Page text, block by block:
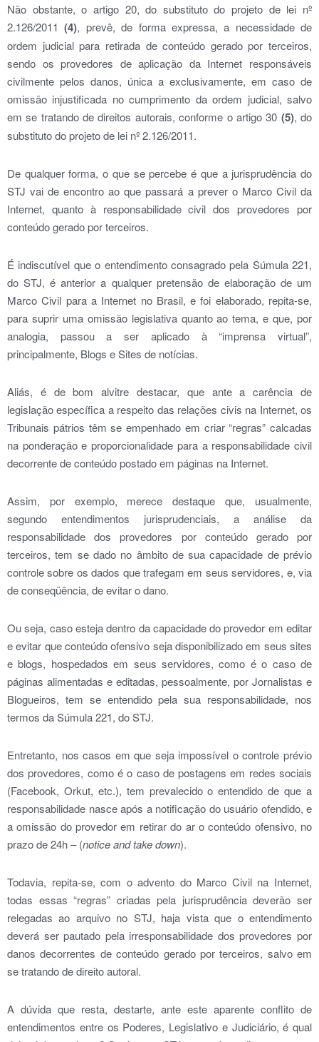
Não obstante, o artigo 20, do substituto do projeto de lei nº
2.126/2011(4), prevê, de forma expressa, a necessidade de
ordem judicial para retirada de conteúdo gerado por terceiros,
sendo os provedores de aplicação da Internet responsáveis
civilmente pelos danos, única a exclusivamente, em caso de
omissão injustificada no cumprimento da ordem judicial, salvo
em se tratando de direitos autorais, conforme o artigo 30 (5), do
substituto do projeto de lei nº 2.126/2011.
De qualquer forma, o que se percebe é que a jurisprudência do
STJ vai de encontro ao que passará a prever o Marco Civil da
Internet, quanto à responsabilidade civil dos provedores por
conteúdo gerado por terceiros.
É indiscutível que o entendimento consagrado pela Súmula 221,
do STJ, é anterior a qualquer pretensão de elaboração de um
Marco Civil para a Internet no Brasil, e foi elaborado, repita-se,
para suprir uma omissão legislativa quanto ao tema, e que, por
analogia, passou a ser aplicado à “imprensa virtual”,
principalmente, Blogs e Sites de notícias.
Aliás, é de bom alvitre destacar, que ante a carência de
legislação específica a respeito das relações civis na Internet, os
Tribunais pátrios têm se empenhado em criar “regras” calcadas
na ponderação e proporcionalidade para a responsabilidade civil
decorrente de conteúdo postado em páginas na Internet.
Assim, por exemplo, merece destaque que, usualmente,
segundo entendimentos jurisprudenciais, a análise da
responsabilidade dos provedores por conteúdo gerado por
terceiros, tem se dado no âmbito de sua capacidade de prévio
controle sobre os dados que trafegam em seus servidores, e, via
de conseqüência, de evitar o dano.
Ou seja, caso esteja dentro da capacidade do provedor em editar
e evitar que conteúdo ofensivo seja disponibilizado em seus sites
e blogs, hospedados em seus servidores, como é o caso de
páginas alimentadas e editadas, pessoalmente, por Jornalistas e
Blogueiros, tem se entendido pela sua responsabilidade, nos
termos da Súmula 221, do STJ.
Entretanto, nos casos em que seja impossível o controle prévio
dos provedores, como é o caso de postagens em redes sociais
(Facebook, Orkut, etc.), tem prevalecido o entendido de que a
responsabilidade nasce após a notificação do usuário ofendido, e
a omissão do provedor em retirar do ar o conteúdo ofensivo, no
prazo de 24h – (notice and take down).
Todavia, repita-se, com o advento do Marco Civil na Internet,
todas essas “regras” criadas pela jurisprudência deverão ser
relegadas ao arquivo no STJ, haja vista que o entendimento
deverá ser pautado pela irresponsabilidade dos provedores por
danos decorrentes de conteúdo gerado por terceiros, salvo em
se tratando de direito autoral.
A dúvida que resta, destarte, ante este aparente conflito de
entendimentos entre os Poderes, Legislativo e Judiciário, é qual